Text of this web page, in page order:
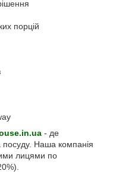
порцій
- де
посуду. Наша компанія
лицями по